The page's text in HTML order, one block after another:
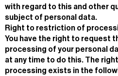
with regard to this and other
subject of personal data.
Right to restriction of
You have the right to request
processing of your personal
at any time to do this. The
processing exists in the